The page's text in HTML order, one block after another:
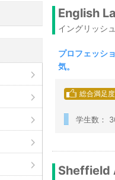
English
イングリッシ
プロフェッシ
気。
総合満足度
学生数：
Sheffield